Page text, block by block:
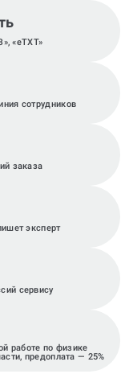
«eTXT»
сотрудников
заказа
эксперт
сервису
работе по физике
предоплата — 25%